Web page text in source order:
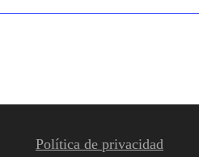
Política de privacidad